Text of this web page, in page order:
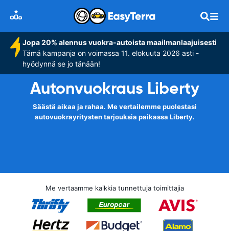
Jopa 20% alennus vuokra-autoista maailmanlaajuisesti
Tämä kampanja on voimassa 11. elokuuta 2026 asti -
hyödynnä se jo tänään!
Autonvuokraus Liberty
Säästä aikaa ja rahaa. Me vertailemme puolestasi
autovuokrayritysten tarjouksia paikassa Liberty.
Me vertaamme kaikkia tunnettuja toimittajia